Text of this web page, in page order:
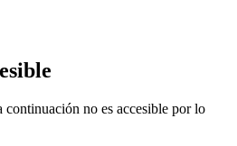
continuación no es accesible por lo